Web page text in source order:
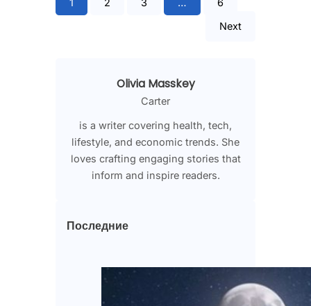
1 2 3 …
6
Next
Olivia Masskey
Carter
is a writer covering health, tech,
lifestyle, and economic trends. She
loves crafting engaging stories that
inform and inspire readers.
Последние